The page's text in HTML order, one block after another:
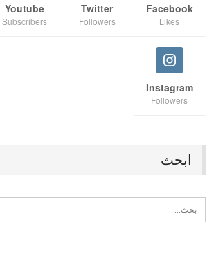
Facebook
Likes
Twitter
Followers
Youtube
Subscribers
Instagram
Followers
ابحث